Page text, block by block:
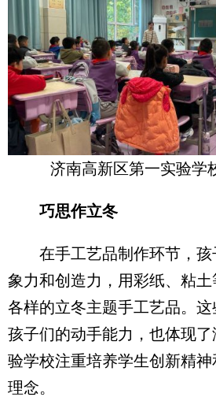
济南高新区第一实验学
巧思作立冬
在手工艺品制作环节，孩
象力和创造力，用彩纸、粘
各样的立冬主题手工艺品。
孩子们的动手能力，也体现
验学校注重培养学生创新精
理念。